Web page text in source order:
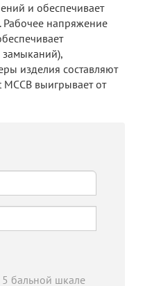
и обеспечивает
Рабочее напряжение
замыканий),
изделия составляют
выигрывает от
бальной шкале